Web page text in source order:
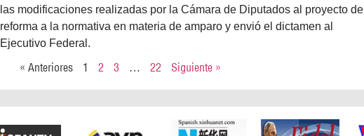
las modificaciones realizadas por la Cámara de Diputados al proyecto de
reforma a la normativa en materia de amparo y envió el dictamen al
Ejecutivo Federal.
« Anteriores 1 2 3 … 22 Siguiente »